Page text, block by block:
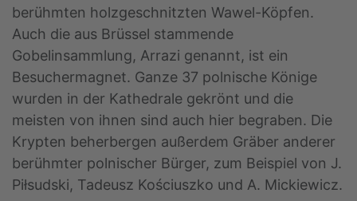
berühmten holzgeschnitzten Wawel-Köpfen.
Auch die aus Brüssel stammende
Gobelinsammlung, Arrazi genannt, ist ein
Besuchermagnet. Ganze 37 polnische Könige
wurden in der Kathedrale gekrönt und die
meisten von ihnen sind auch hier begraben. Die
Krypten beherbergen außerdem Gräber anderer
berühmter polnischer Bürger, zum Beispiel von J.
Piłsudski, Tadeusz Kościuszko und A. Mickiewicz.